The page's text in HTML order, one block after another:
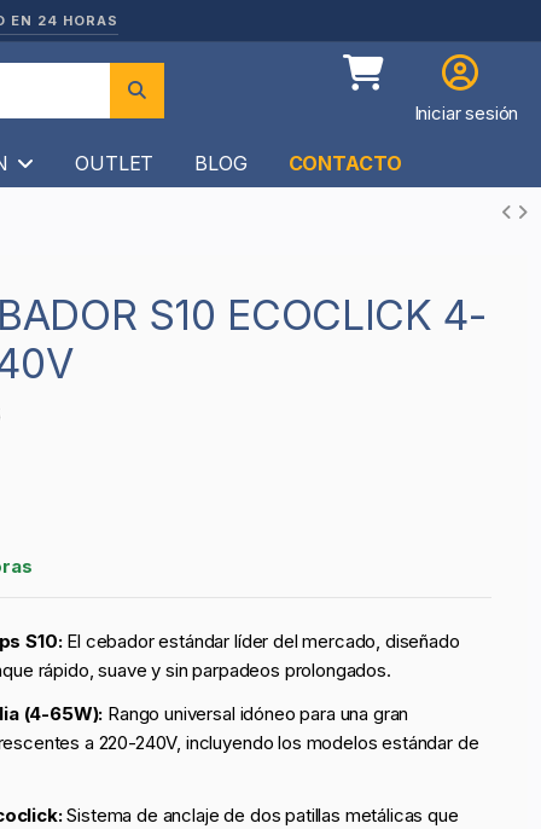
EN 24 HORAS
Iniciar sesión
OUTLET BLOG CONTACTO
S10:El cebador estándar líder del mercado, diseñado
rápido, suave y sin parpadeos prolongados.
(4-65W): Rango universal idóneo para una gran
a 220-240V, incluyendo los modelos estándar de
Sistema de anclaje de dos patillas metálicas que